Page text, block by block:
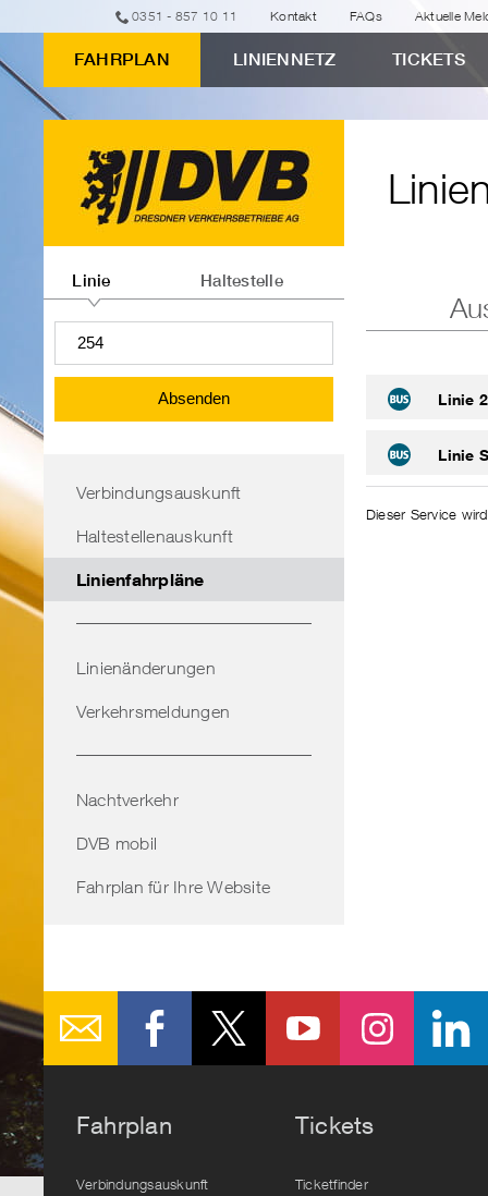
Verbindungssuche
Linienfahrpläne
"Linienfahrpläne"
0351 - 857 10 11 Kontakt FAQs Aktuelle
FAHRPLAN LINIENNETZ TICKETS
oder
Haltestelleninformationen
abfragen
Linie Haltestelle
Absenden
Verbindungsauskunft
Haltestellenauskunft
Linienfahrpläne
Linienänderungen
Verkehrsmeldungen
Nachtverkehr
DVB mobil
Fahrplan für Ihre Website
Linie
Linie
Dieser Service
Fahrplan
Verbindungsauskunft
Tickets
Ticketfinder